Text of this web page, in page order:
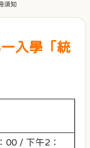
須知
入學「統
00 / 下午2：